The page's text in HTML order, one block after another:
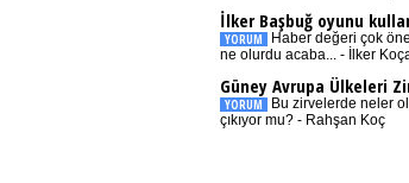
İlker Başbuğ oyunu
YORUM
Haber değeri çok
ne olurdu acaba... - İlker
Güney Avrupa Ülkeleri
YORUM
Bu zirvelerde neler
çıkıyor mu? - Rahşan Koç